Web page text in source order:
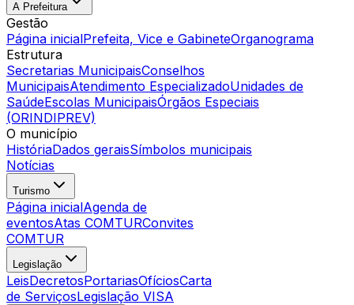
A Prefeitura
Gestão
Página inicialPrefeita, Vice e GabineteOrganograma
Estrutura
Secretarias MunicipaisConselhos
MunicipaisAtendimento EspecializadoUnidades de
SaúdeEscolas MunicipaisÓrgãos Especiais
(ORINDIPREV)
O município
HistóriaDados geraisSímbolos municipais
Notícias
Turismo
Página inicialAgenda de
eventosAtas COMTURConvites
COMTUR
Legislação
LeisDecretosPortariasOfíciosCarta
de ServiçosLegislação VISA